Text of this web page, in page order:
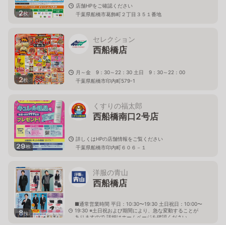
2枚
店舗HPをご確認ください
千葉県船橋市葛飾町２丁目３５１番地
2枚
セレクション
西船橋店
月～金 9：30～22：30 土日 9：30～22：00
千葉県船橋市印内町579-1
29枚
くすりの福太郎
西船橋南口2号店
詳しくはHPの店舗情報をご覧ください
千葉県船橋市印内町６０６－１
8枚
洋服の青山
西船橋店
■通常営業時間 平日：10:30〜19:30 土日祝日：10:00〜
19:30 ※土日祝および期間により、急な変動することが
ありますので 詳細はホームページを確認ください